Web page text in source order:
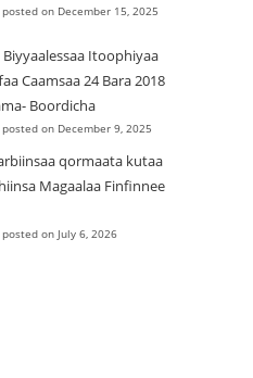
posted on December 15, 2025
Itoophiyaa
Caamsaa 24 Bara 2018
Boordicha
posted on December 9, 2025
qormaata kutaa
Magaalaa Finfinnee
posted on July 6, 2026